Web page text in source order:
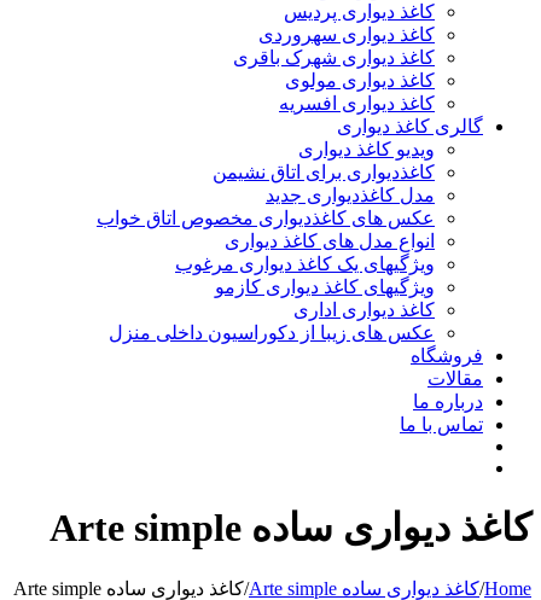
کاغذ دیواری پردیس
کاغذ دیواری سهروردی
کاغذ دیواری شهرک باقری
کاغذ دیواری مولوی
کاغذ دیواری افسریه
گالری کاغذ دیواری
ویدیو کاغذ دیواری
کاغذدیواری برای اتاق نشیمن
مدل کاغذدیواری جدید
عکس های کاغذدیواری مخصوص اتاق خواب
انواع مدل های کاغذ دیواری
ویژگیهای یک کاغذ دیواری مرغوب
ویژگیهای کاغذ دیواری کازمو
کاغذ دیواری اداری
عکس های زیبا از دکوراسیون داخلی منزل
فروشگاه
مقالات
درباره ما
تماس با ما
کاغذ دیواری ساده Arte simple
Home
/کاغذ دیواری ساده Arte simple /کاغذ دیواری ساده Arte simple